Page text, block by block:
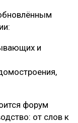
и
форум
от слов к